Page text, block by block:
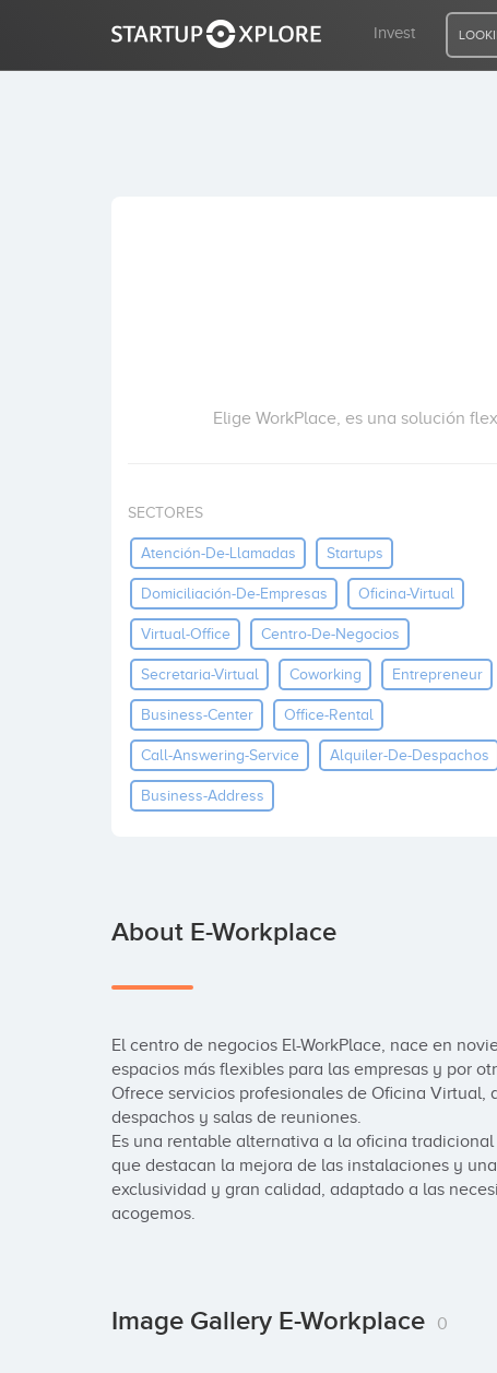
Invest
Elige WorkPlace, es una solución
SECTORES
Atención-De-Llamadas Startups
Domiciliación-De-Empresas Oficina-Virtual
Virtual-Office Centro-De-Negocios
Secretaria-Virtual Coworking Entrepreneur
Business-Center Office-Rental
Call-Answering-Service Alquiler-De-Despachos
Business-Address
About E-Workplace
El centro de negocios El-WorkPlace, nace en
espacios más flexibles para las empresas y por
Ofrece servicios profesionales de Oficina
despachos y salas de reuniones.
Es una rentable alternativa a la oficina
que destacan la mejora de las instalaciones y
exclusividad y gran calidad, adaptado a las
acogemos.
Image Gallery E-Workplace 0